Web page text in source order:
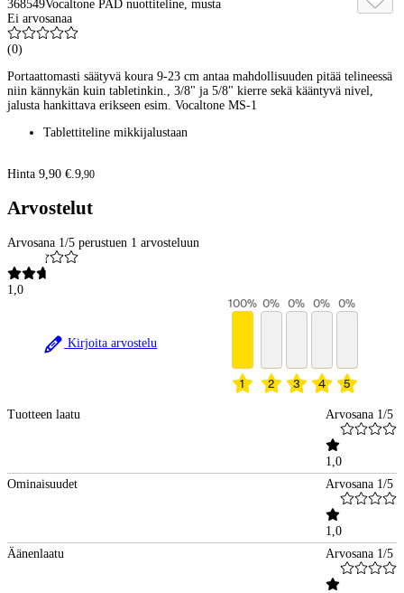
368549Vocaltone PAD nuottiteline, musta
Ei arvosanaa
(0)
Portaattomasti säätyvä koura 9-23 cm antaa mahdollisuuden pitää telineessä
niin kännykän kuin tabletinkin., 3/8" ja 5/8" kierre sekä kääntyvä nivel,
jalusta hankittava erikseen esim. Vocaltone MS-1
Tablettiteline mikkijalustaan
Hinta 9,90 €. 9,90
Arvostelut
Arvosana 1/5 perustuen 1 arvosteluun
1,0
Kirjoita arvostelu
1
100%
2
0%
3
0%
4
0%
5
0%
Tuotteen laatu Arvosana 1/5
1,0
Ominaisuudet
Arvosana 1/5
1,0
Äänenlaatu
Arvosana 1/5